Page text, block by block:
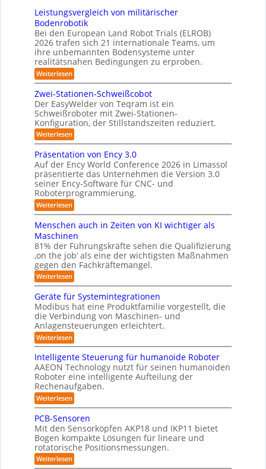
6m
3
D
-
S
t
e
r
e
o
-
K
a
m
e
r
a
s
y
s
t
e
m
f
ü
r
R
o
b
o
t
i
k
u
n
d
L
o
g
i
s
t
u
t
t
l
e
-
S
y
s
t
e
m
f
ü
r
R
e
i
r
ä
u
m
e
b
i
s
I
S
O
-
K
l
a
s
s
e
5
z
e
Leistungsvergleich von militärischer
Bodenrobotik
Bei den European Land Robot Trials (ELROB)
2026 trafen sich 21 internationale Teams, um
ihre unbemannten Bodensysteme unter
realitätsnahen Bedingungen zu erproben.
Weiterlesen:
L
e
i
s
t
u
n
g
v
e
r
g
l
e
i
c
h
v
o
n
m
i
l
i
t
ä
r
i
s
c
h
e
r
B
o
d
e
n
r
b
o
t
k
Zwei-Stationen-Schweißcobot
Der EasyWelder von Teqram ist ein
Schweißroboter mit Zwei-Stationen-
Konfiguration, der Stillstandszeiten reduziert.
Weiterlesen:
Z
w
e
i
-
S
t
a
t
i
o
n
e
n
-
S
c
h
e
i
ß
c
o
b
o
t
Präsentation von Ency 3.0
Auf der Ency World Conference 2026 in Limassol
präsentierte das Unternehmen die Version 3.0
seiner Ency-Software für CNC- und
Roboterprogrammierung.
Weiterlesen:
P
ä
s
e
n
t
a
t
i
o
n
v
o
n
E
n
c
y
3
.
0
Menschen auch in Zeiten von KI wichtiger als
Maschinen
81% der Führungskräfte sehen die Qualifizierung
‚on the job‘ als eine der wichtigsten Maßnahmen
gegen den Fachkräftemangel.
Weiterlesen:
M
n
s
c
h
e
n
u
c
h
i
n
Z
e
i
t
e
n
v
o
n
Geräte für Systemintegrationen
Modibus hat eine Produktfamilie vorgestellt, die
die Verbindung von Maschinen- und
Anlagensteuerungen erleichtert.
Weiterlesen:
G
e
r
ä
t
e
f
ü
r
S
y
s
t
e
m
Intelligente Steuerung für humanoide Roboter
AAEON Technology nutzt für seinen humanoiden
Roboter eine intelligente Aufteilung der
Rechenaufgaben.
Weiterlesen:
I
t
e
l
i
g
PCB-Sensoren
Mit den Sensorköpfen AKP18 und IKP11 bietet
Bogen kompakte Lösungen für lineare und
rotatorische Positionsmessungen.
Weiterlesen:
P